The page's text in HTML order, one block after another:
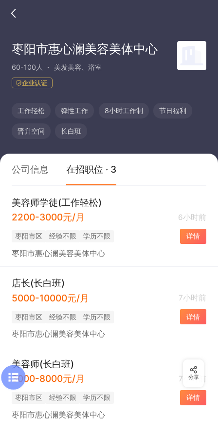
枣阳市惠心澜美容美体中心
60-100人 美发美容、浴室
企业认证
工作轻松 弹性工作 8小时工作制 节日福利
晋升空间 长白班
公司信息 在招职位 · 3
美容师学徒(工作轻松)
2200-3000元/月
6小时前
枣阳市区 经验不限 学历不限 详情
枣阳市惠心澜美容美体中心
店长(长白班)
5000-10000元/月
7小时前
枣阳市区 经验不限 学历不限 详情
枣阳市惠心澜美容美体中心
美容师(长白班)
3000-8000元/月
7小时前
枣阳市区 经验不限 学历不限 详情
枣阳市惠心澜美容美体中心
分享